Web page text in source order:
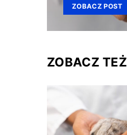
ZOBACZ POST
ZOBACZ TEŻ